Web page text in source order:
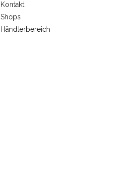
Kontakt
Shops
Händlerbereich